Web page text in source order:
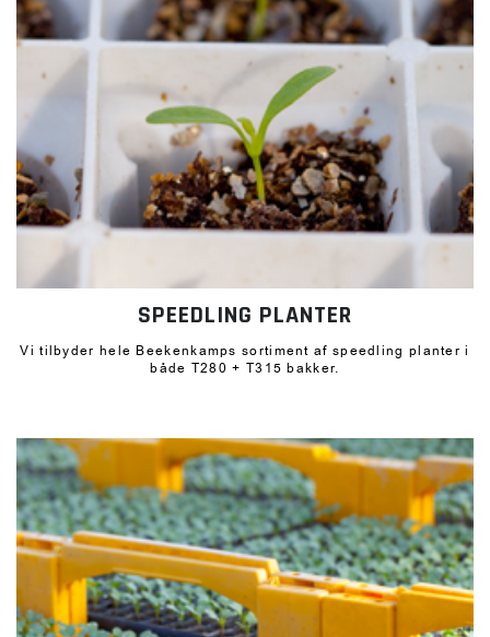
SPEEDLING PLANTER
Vi tilbyder hele Beekenkamps sortiment af speedling planter i
både T280 + T315 bakker.